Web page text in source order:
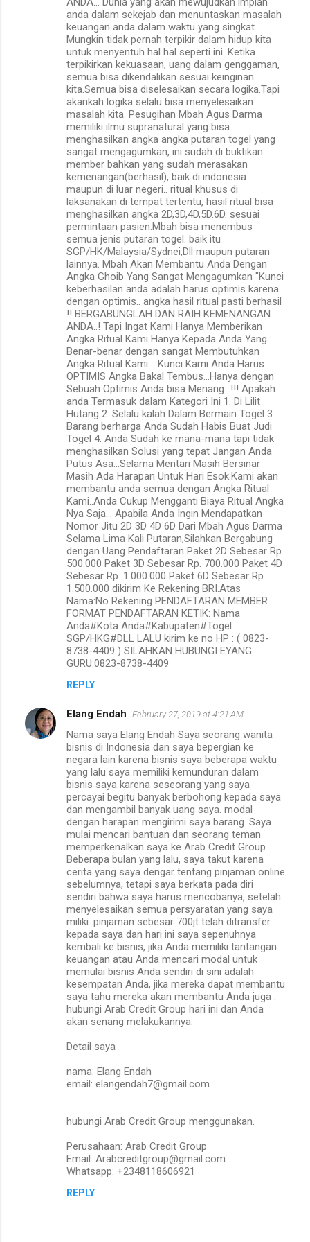
anda dalam sekejab dan menuntaskan masalah
keuangan anda dalam waktu yang singkat.
Mungkin tidak pernah terpikir dalam hidup kita
untuk menyentuh hal hal seperti ini. Ketika
terpikirkan kekuasaan, uang dalam genggaman,
semua bisa dikendalikan sesuai keinginan
kita.Semua bisa diselesaikan secara logika.Tapi
akankah logika selalu bisa menyelesaikan
masalah kita. Pesugihan Mbah Agus Darma
memiliki ilmu supranatural yang bisa
menghasilkan angka angka putaran togel yang
sangat mengagumkan, ini sudah di buktikan
member bahkan yang sudah merasakan
kemenangan(berhasil), baik di indonesia
maupun di luar negeri.. ritual khusus di
laksanakan di tempat tertentu, hasil ritual bisa
menghasilkan angka 2D,3D,4D,5D.6D. sesuai
permintaan pasien.Mbah bisa menembus
semua jenis putaran togel. baik itu
SGP/HK/Malaysia/Sydnei,Dll maupun putaran
lainnya. Mbah Akan Membantu Anda Dengan
Angka Ghoib Yang Sangat Mengagumkan "Kunci
keberhasilan anda adalah harus optimis karena
dengan optimis.. angka hasil ritual pasti berhasil
!! BERGABUNGLAH DAN RAIH KEMENANGAN
ANDA..! Tapi Ingat Kami Hanya Memberikan
Angka Ritual Kami Hanya Kepada Anda Yang
Benar-benar dengan sangat Membutuhkan
Angka Ritual Kami .. Kunci Kami Anda Harus
OPTIMIS Angka Bakal Tembus…Hanya dengan
Sebuah Optimis Anda bisa Menang…!!! Apakah
anda Termasuk dalam Kategori Ini 1. Di Lilit
Hutang 2. Selalu kalah Dalam Bermain Togel 3.
Barang berharga Anda Sudah Habis Buat Judi
Togel 4. Anda Sudah ke mana-mana tapi tidak
menghasilkan Solusi yang tepat Jangan Anda
Putus Asa…Selama Mentari Masih Bersinar
Masih Ada Harapan Untuk Hari Esok.Kami akan
membantu anda semua dengan Angka Ritual
Kami..Anda Cukup Mengganti Biaya Ritual Angka
Nya Saja… Apabila Anda Ingin Mendapatkan
Nomor Jitu 2D 3D 4D 6D Dari Mbah Agus Darma
Selama Lima Kali Putaran,Silahkan Bergabung
dengan Uang Pendaftaran Paket 2D Sebesar Rp.
500.000 Paket 3D Sebesar Rp. 700.000 Paket 4D
Sebesar Rp. 1.000.000 Paket 6D Sebesar Rp.
1.500.000 dikirim Ke Rekening BRI.Atas
Nama:No Rekening PENDAFTARAN MEMBER
FORMAT PENDAFTARAN KETIK: Nama
Anda#Kota Anda#Kabupaten#Togel
SGP/HKG#DLL LALU kirim ke no HP : ( 0823-
8738-4409 ) SILAHKAN HUBUNGI EYANG
GURU:0823-8738-4409
REPLY
Elang Endah February 27, 2019 at 4:21 AM
Nama saya Elang Endah Saya seorang wanita
bisnis di Indonesia dan saya bepergian ke
negara lain karena bisnis saya beberapa waktu
yang lalu saya memiliki kemunduran dalam
bisnis saya karena seseorang yang saya
percayai begitu banyak berbohong kepada saya
dan mengambil banyak uang saya. modal
dengan harapan mengirimi saya barang. Saya
mulai mencari bantuan dan seorang teman
memperkenalkan saya ke Arab Credit Group
Beberapa bulan yang lalu, saya takut karena
cerita yang saya dengar tentang pinjaman online
sebelumnya, tetapi saya berkata pada diri
sendiri bahwa saya harus mencobanya, setelah
menyelesaikan semua persyaratan yang saya
miliki. pinjaman sebesar 700jt telah ditransfer
kepada saya dan hari ini saya sepenuhnya
kembali ke bisnis, jika Anda memiliki tantangan
keuangan atau Anda mencari modal untuk
memulai bisnis Anda sendiri di sini adalah
kesempatan Anda, jika mereka dapat membantu
saya tahu mereka akan membantu Anda juga .
hubungi Arab Credit Group hari ini dan Anda
akan senang melakukannya.
Detail saya
nama: Elang Endah
email: elangendah7@gmail.com
hubungi Arab Credit Group menggunakan.
Perusahaan: Arab Credit Group
Email: Arabcreditgroup@gmail.com
Whatsapp: +2348118606921
REPLY